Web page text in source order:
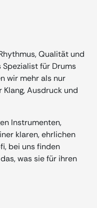
Qualität und
für Drums
wir mehr als nur
Ausdruck und
Instrumenten,
klaren, ehrlichen
bei uns finden
was sie für ihren